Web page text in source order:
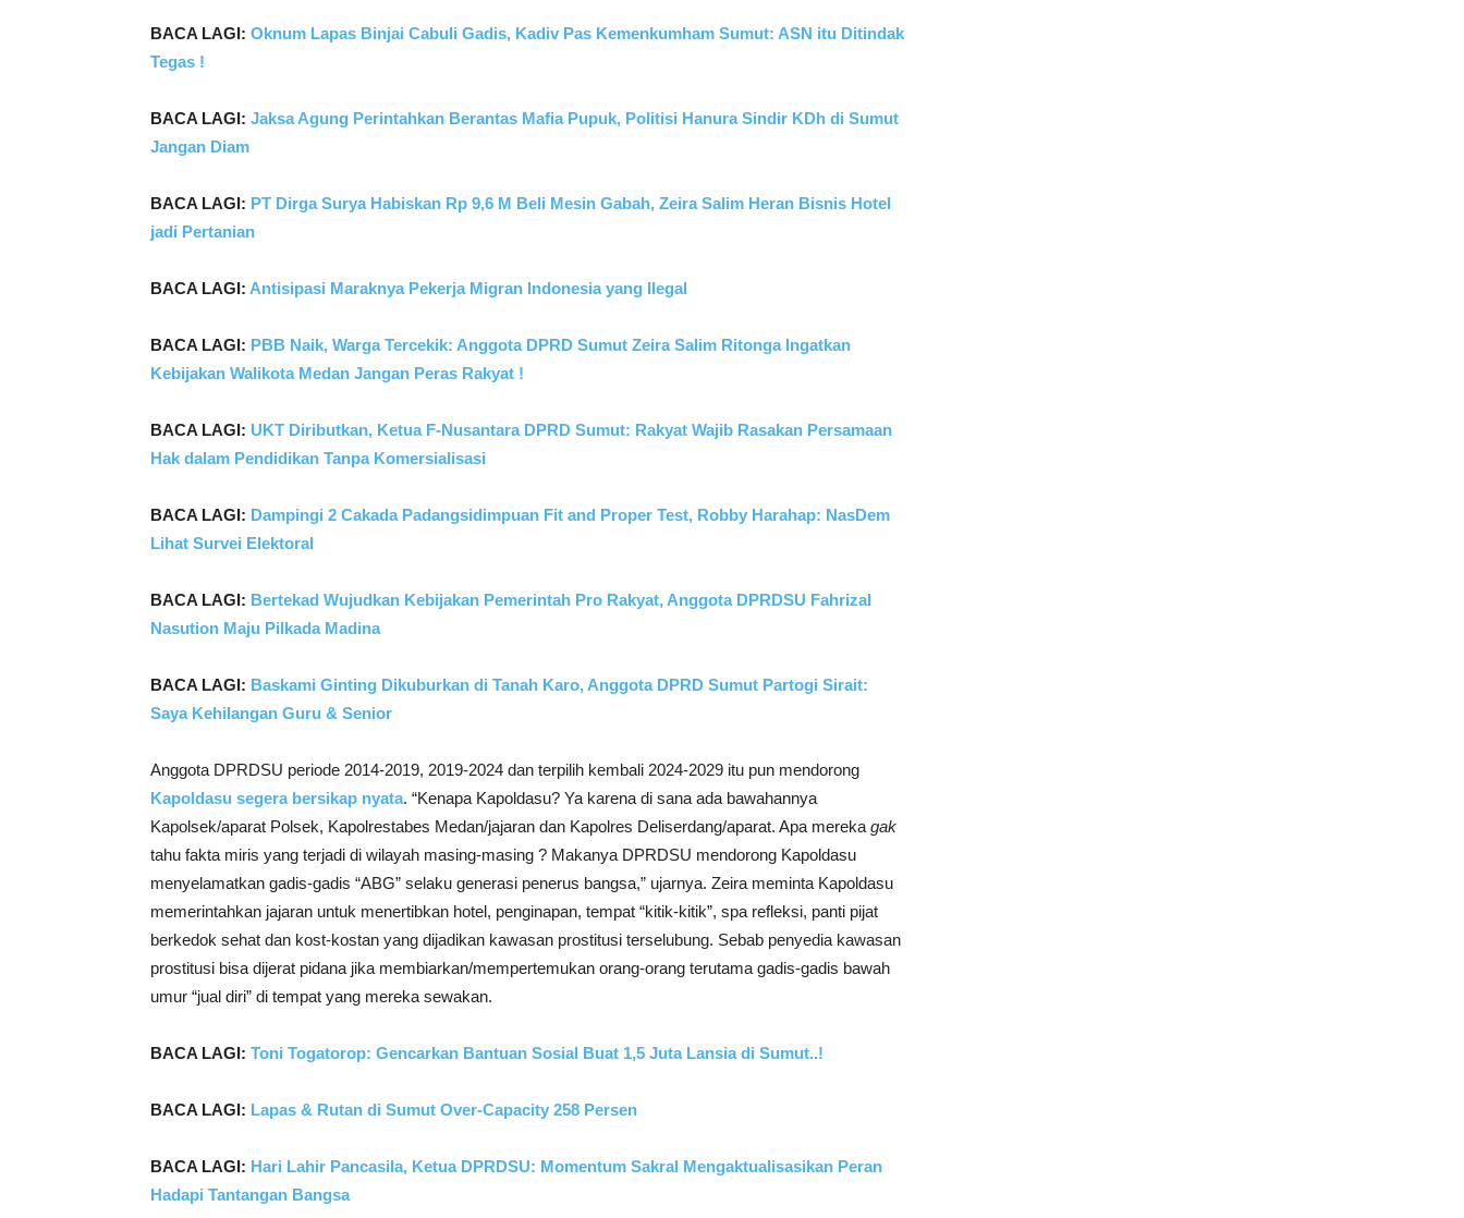
BACA LAGI: Oknum Lapas Binjai Cabuli Gadis, Kadiv Pas Kemenkumham Sumut: ASN itu Ditindak
Tegas !
BACA LAGI: Jaksa Agung Perintahkan Berantas Mafia Pupuk, Politisi Hanura Sindir KDh di Sumut
Jangan Diam
BACA LAGI: PT Dirga Surya Habiskan Rp 9,6 M Beli Mesin Gabah, Zeira Salim Heran Bisnis Hotel
jadi Pertanian
BACA LAGI: Antisipasi Maraknya Pekerja Migran Indonesia yang Ilegal
BACA LAGI: PBB Naik, Warga Tercekik: Anggota DPRD Sumut Zeira Salim Ritonga Ingatkan
Kebijakan Walikota Medan Jangan Peras Rakyat !
BACA LAGI: UKT Diributkan, Ketua F-Nusantara DPRD Sumut: Rakyat Wajib Rasakan Persamaan
Hak dalam Pendidikan Tanpa Komersialisasi
BACA LAGI: Dampingi 2 Cakada Padangsidimpuan Fit and Proper Test, Robby Harahap: NasDem
Lihat Survei Elektoral
BACA LAGI: Bertekad Wujudkan Kebijakan Pemerintah Pro Rakyat, Anggota DPRDSU Fahrizal
Nasution Maju Pilkada Madina
BACA LAGI: Baskami Ginting Dikuburkan di Tanah Karo, Anggota DPRD Sumut Partogi Sirait:
Saya Kehilangan Guru & Senior
Anggota DPRDSU periode 2014-2019, 2019-2024 dan terpilih kembali 2024-2029 itu pun mendorong
Kapoldasu segera bersikap nyata. “Kenapa Kapoldasu? Ya karena di sana ada bawahannya
Kapolsek/aparat Polsek, Kapolrestabes Medan/jajaran dan Kapolres Deliserdang/aparat. Apa mereka gak
tahu fakta miris yang terjadi di wilayah masing-masing ? Makanya DPRDSU mendorong Kapoldasu
menyelamatkan gadis-gadis “ABG” selaku generasi penerus bangsa,” ujarnya. Zeira meminta Kapoldasu
memerintahkan jajaran untuk menertibkan hotel, penginapan, tempat “kitik-kitik”, spa refleksi, panti pijat
berkedok sehat dan kost-kostan yang dijadikan kawasan prostitusi terselubung. Sebab penyedia kawasan
prostitusi bisa dijerat pidana jika membiarkan/mempertemukan orang-orang terutama gadis-gadis bawah
umur “jual diri” di tempat yang mereka sewakan.
BACA LAGI: Toni Togatorop: Gencarkan Bantuan Sosial Buat 1,5 Juta Lansia di Sumut..!
BACA LAGI: Lapas & Rutan di Sumut Over-Capacity 258 Persen
BACA LAGI: Hari Lahir Pancasila, Ketua DPRDSU: Momentum Sakral Mengaktualisasikan Peran
Hadapi Tantangan Bangsa